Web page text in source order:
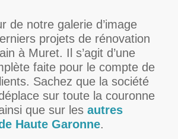
de notre galerie d’image
projets de rénovation
à Muret. Il s’agit d’une
faite pour le compte de
Sachez que la société
sur toute la couronne
que sur lesautres
Haute Garonne.